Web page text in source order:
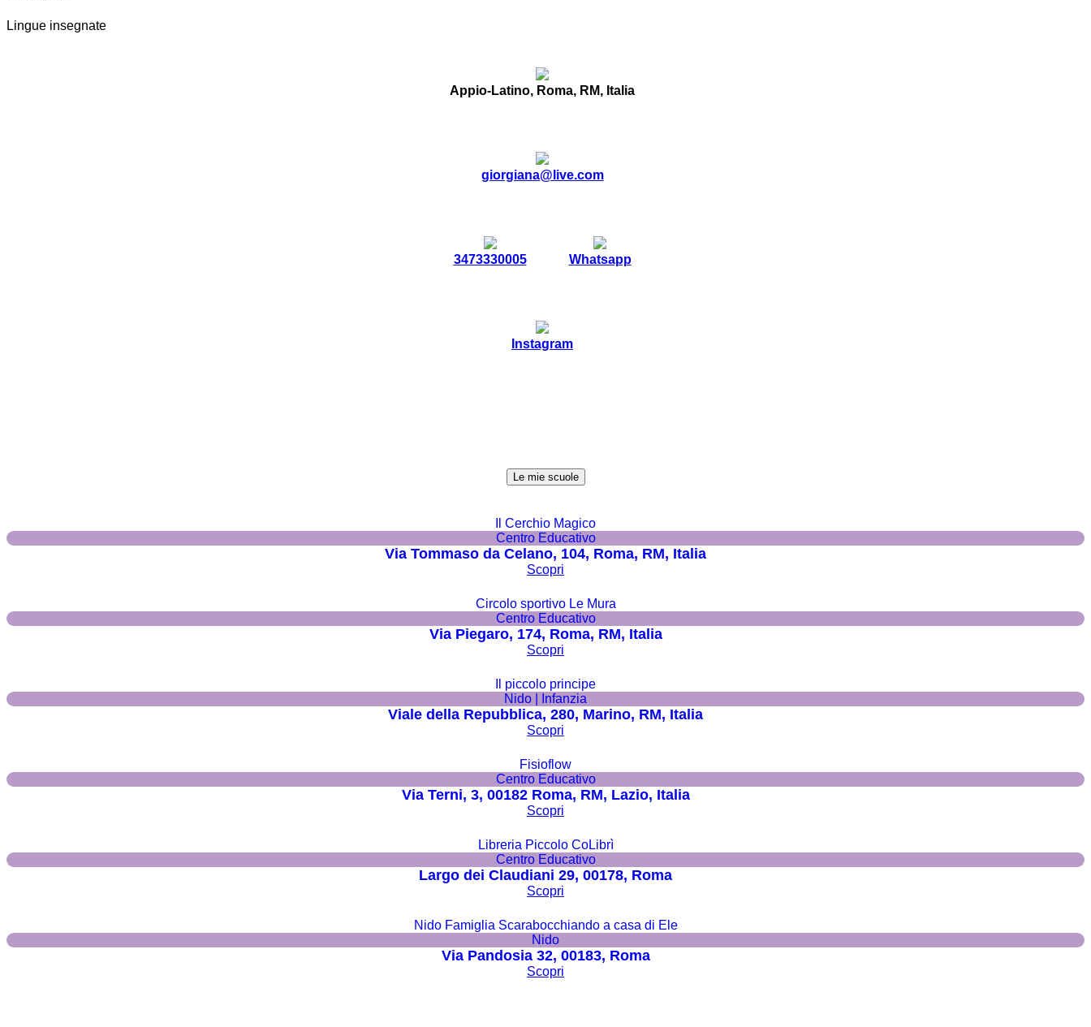
Lingue insegnate
Appio-Latino, Roma, RM, Italia
giorgiana@live.com
3473330005 Whatsapp
Instagram
Le mie scuole
Il Cerchio Magico
Centro Educativo
Via Tommaso da Celano, 104, Roma, RM, Italia
Scopri
Circolo sportivo Le Mura
Centro Educativo
Via Piegaro, 174, Roma, RM, Italia
Scopri
Il piccolo principe
Nido | Infanzia
Viale della Repubblica, 280, Marino, RM, Italia
Scopri
Fisioflow
Centro Educativo
Via Terni, 3, 00182 Roma, RM, Lazio, Italia
Scopri
Libreria Piccolo CoLibrì
Centro Educativo
Largo dei Claudiani 29, 00178, Roma
Scopri
Nido Famiglia Scarabocchiando a casa di Ele
Nido
Via Pandosia 32, 00183, Roma
Scopri